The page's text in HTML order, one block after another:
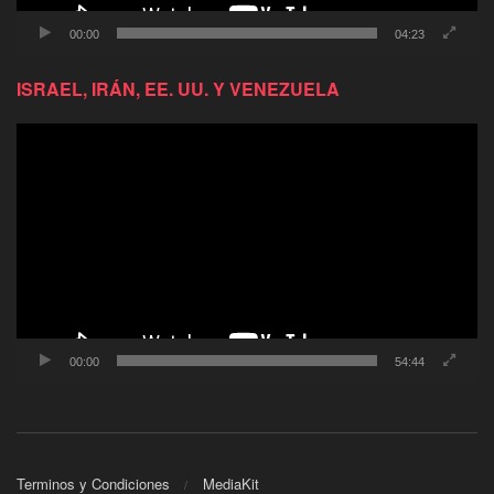
00:00 04:23
ISRAEL, IRÁN, EE. UU. Y VENEZUELA
00:00 54:44
Terminos y Condiciones MediaKit